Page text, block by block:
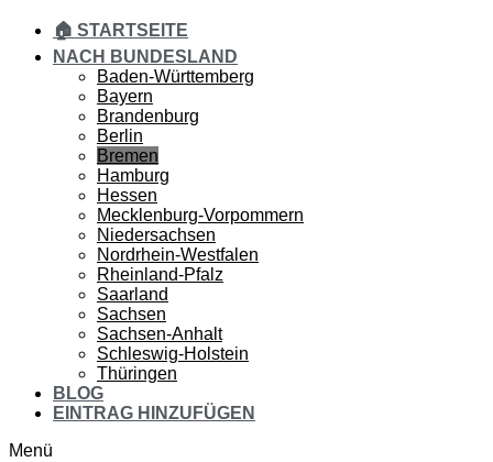
🏠 STARTSEITE
NACH BUNDESLAND
Baden-Württemberg
Bayern
Brandenburg
Berlin
Bremen
Hamburg
Hessen
Mecklenburg-Vorpommern
Niedersachsen
Nordrhein-Westfalen
Rheinland-Pfalz
Saarland
Sachsen
Sachsen-Anhalt
Schleswig-Holstein
Thüringen
BLOG
EINTRAG HINZUFÜGEN
Menü